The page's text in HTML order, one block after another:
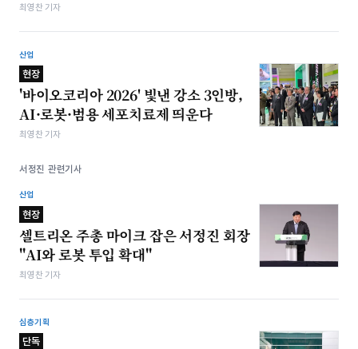
최영찬 기자
산업
현장
'바이오코리아 2026' 빛낸 강소 3인방,
AI·로봇·범용 세포치료제 띄운다
최영찬 기자
서정진 관련기사
산업
현장
셀트리온 주총 마이크 잡은 서정진 회장
"AI와 로봇 투입 확대"
최영찬 기자
심층기획
단독